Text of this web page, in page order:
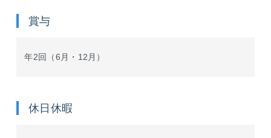
賞与
年2回（6月・12月）
休日休暇